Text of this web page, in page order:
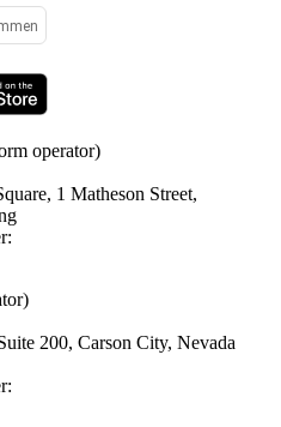
operator)
1 Matheson Street,
200, Carson City, Nevada